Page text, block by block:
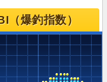
（爆釣指数）